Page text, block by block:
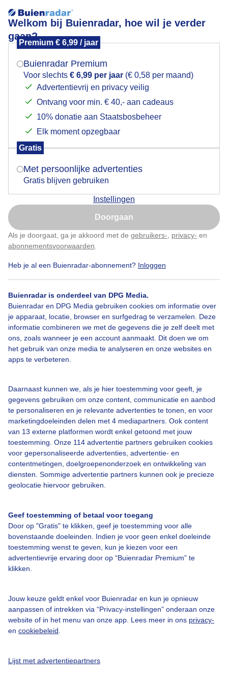
Welkom bij Buienradar, hoe wil je verder
gaan?
Premium € 6,99 / jaar
Buienradar Premium
Voor slechts € 6,99 per jaar (€ 0,58 per maand)
Advertentievrij en privacy veilig
Ontvang voor min. € 40,- aan cadeaus
10% donatie aan Staatsbosbeheer
Elk moment opzegbaar
Gratis
Met persoonlijke advertenties
Gratis blijven gebruiken
Instellingen
Doorgaan
Als je doorgaat, ga je akkoord met de gebruikers- privacy- en
abonnementsvoorwaarden
Heb je al een Buienradar-abonnement? Inloggen
Buienradar is onderdeel van DPG Media.
Buienradar en DPG Media gebruiken cookies om informatie over
je apparaat, locatie, browser en surfgedrag te verzamelen. Deze
informatie combineren we met de gegevens die je zelf deelt met
ons, zoals wanneer je een account aanmaakt. Dit doen we om
het gebruik van onze media te analyseren en onze websites en
apps te verbeteren.
Daarnaast kunnen we, als je hier toestemming voor geeft, je
gegevens gebruiken om onze content, communicatie en aanbod
te personaliseren en je relevante advertenties te tonen, en voor
marketingdoeleinden delen met 4 mediapartners. Ook content
van 13 externe platformen wordt enkel getoond met jouw
toestemming. Onze 114 advertentie partners gebruiken cookies
voor gepersonaliseerde advertenties, advertentie- en
contentmetingen, doelgroepenonderzoek en ontwikkeling van
diensten. Sommige advertentie partners kunnen ook je precieze
geolocatie hiervoor gebruiken.
Geef toestemming of betaal voor toegang
Door op "Gratis" te klikken, geef je toestemming voor alle
bovenstaande doeleinden. Indien je voor geen enkel doeleinde
toestemming wenst te geven, kun je kiezen voor een
advertentievrije ervaring door op “Buienradar Premium” te
klikken.
Jouw keuze geldt enkel voor Buienradar en kun je opnieuw
aanpassen of intrekken via “Privacy-instellingen” onderaan onze
website of in het menu van onze app. Lees meer in ons privacy-
en cookiebeleid
Lijst met advertentiepartners
Nog geen vorst dus we kunnen nog genieten van de
paddenstoelen.
Vanmorgen in 's-Graveland.
Door: Chris Meewis Gemaakt: 14-10-2025, 48x bekeken
Herfst Wolken
Bekijk slideshow
Een moment geduld aub...
Bedrijfsgegevens
Veelgestelde vragen
Contact
Gebruikersvoorwaarden
Adverteren
Mogen we je locatie gebruiken voor het
Indien je hier nog geen akkoord op hebt gegeven,
verschijnt er zo een pop-up uit je browser waarin
Is goed, toon de popup
Nu niet, misschien later
Klik hierom dit aan te passen